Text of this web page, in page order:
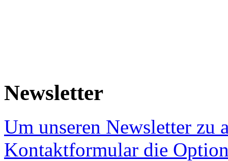
Newsletter
Um unseren Newsletter zu
Kontaktformular die